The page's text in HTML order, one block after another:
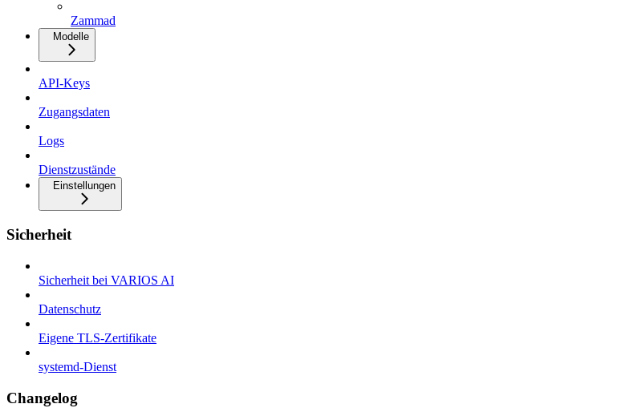
Zammad
Modelle
API-Keys
Zugangsdaten
Logs
Dienstzustände
Einstellungen
Sicherheit
Sicherheit bei VARIOS AI
Datenschutz
Eigene TLS-Zertifikate
systemd-Dienst
Changelog